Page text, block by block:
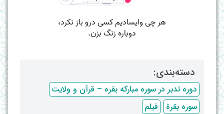
دسته‌بندی: ‌
دوره تدبر در سوره مبارکه بقره – قرآن و ولایت
سوره بقرة
فیلم